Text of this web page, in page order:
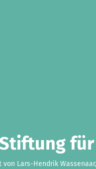
Lars-Hendrik